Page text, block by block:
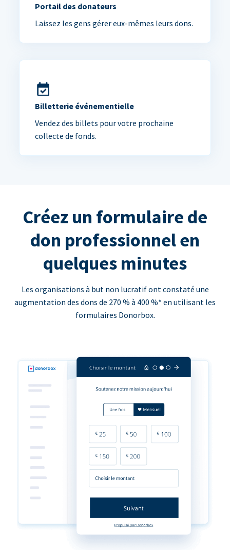
Portail des donateurs
Laissez les gens gérer eux-mêmes leurs dons.
Billetterie événementielle
Vendez des billets pour votre prochaine
collecte de fonds.
Créez un formulaire de
don professionnel en
quelques minutes
Les organisations à but non lucratif ont constaté une
augmentation des dons de 270 % à 400 %* en utilisant les
formulaires Donorbox.